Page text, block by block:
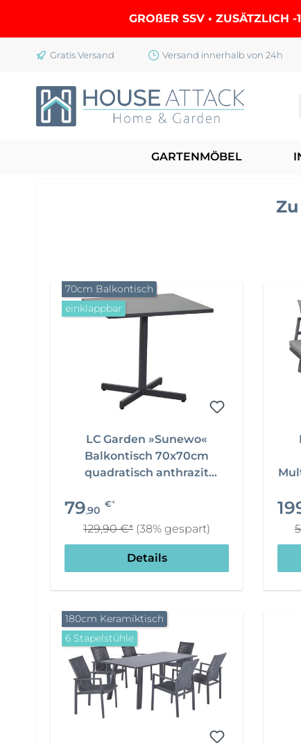
Zur Hauptnavigation springen
GROßER SSV • ZUSÄTZLICH
Gratis Versand Versand innerhalb von 24h
GARTENMÖBEL
70cm Balkontisch
einklappbar
LC Garden »Sunewo«
Balkontisch 70x70cm
quadratisch anthrazit
79,90 €*
129,90 €* (38% gespart)
Details
180cm Keramiktisch
6 Stapelstühle